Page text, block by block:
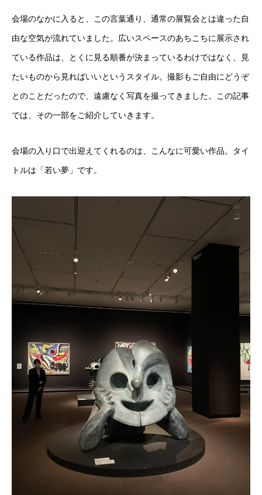
会場のなかに入ると、この言葉通り、通常の展覧会とは違った自
由な空気が流れていました。広いスペースのあちこちに展示され
ている作品は、とくに見る順番が決まっているわけではなく、見
たいものから見ればいいというスタイル。撮影もご自由にどうぞ
とのことだったので、遠慮なく写真を撮ってきました。この記事
では、その一部をご紹介していきます。
会場の入り口で出迎えてくれるのは、こんなに可愛い作品。タイ
トルは「若い夢」です。